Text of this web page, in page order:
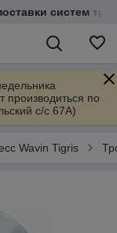
систем
производиться по
с/с 67А)
Wavin Tigris